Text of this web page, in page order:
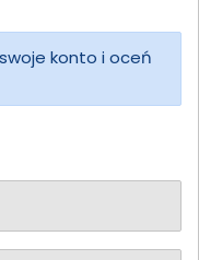
konto i oceń